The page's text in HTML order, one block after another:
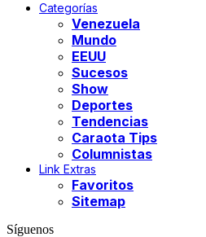
Categorías
Venezuela
Mundo
EEUU
Sucesos
Show
Deportes
Tendencias
Caraota Tips
Columnistas
Link Extras
Favoritos
Sitemap
Síguenos